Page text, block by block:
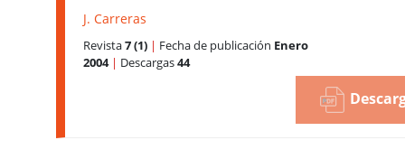
J. Carreras
Revista7 (1) | Fecha de publicación Enero
2004 | Descargas44